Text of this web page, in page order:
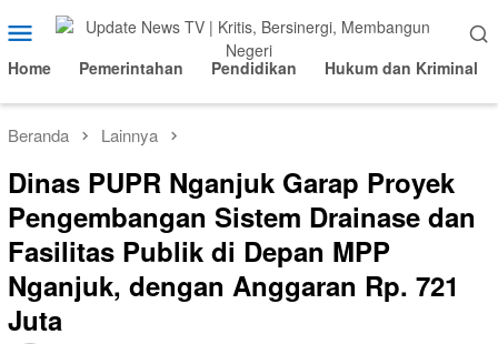
ke
konten
Menu
Mobile
Home Pemerintahan Pendidikan Hukum dan Kriminal
Beranda Lainnya
Dinas PUPR Nganjuk Garap Proyek
Pengembangan Sistem Drainase dan
Fasilitas Publik di Depan MPP
Nganjuk, dengan Anggaran Rp. 721
Juta